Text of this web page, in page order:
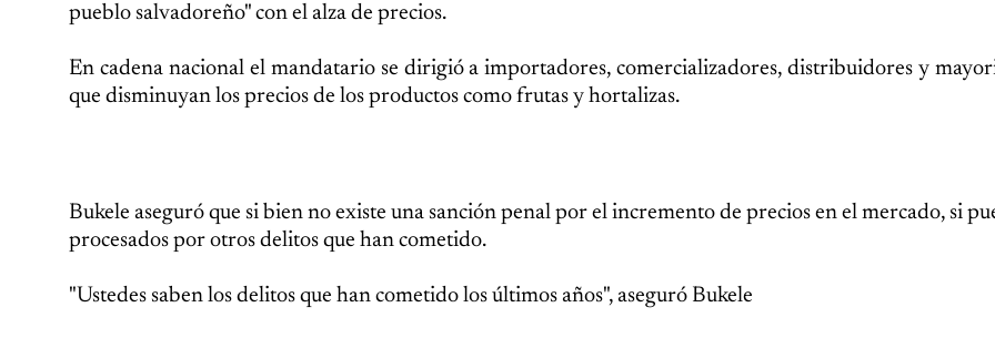
pueblo salvadoreño" con el alza de precios.
En cadena nacional el mandatario se dirigió a importadores, comercializadores, distribuidores y
que disminuyan los precios de los productos como frutas y hortalizas.
Bukele aseguró que si bien no existe una sanción penal por el incremento de precios en el mercado, si
procesados por otros delitos que han cometido.
"Ustedes saben los delitos que han cometido los últimos años", aseguró Bukele